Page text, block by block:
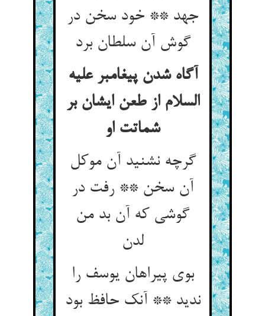
جهد ** خود سخن در
گوش آن سلطان برد
آگاه شدن پیغامبر علیه
السلام از طعن ایشان بر
شماتت او
گرچه نشنید آن موکل
آن سخن ** رفت در
گوشی که آن بد من
لدن
بوی پیراهان یوسف را
ندید ** آنک حافظ بود